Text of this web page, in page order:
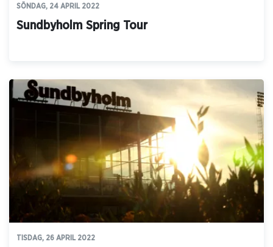
SÖNDAG, 24 APRIL 2022
Sundbyholm Spring Tour
TISDAG, 26 APRIL 2022